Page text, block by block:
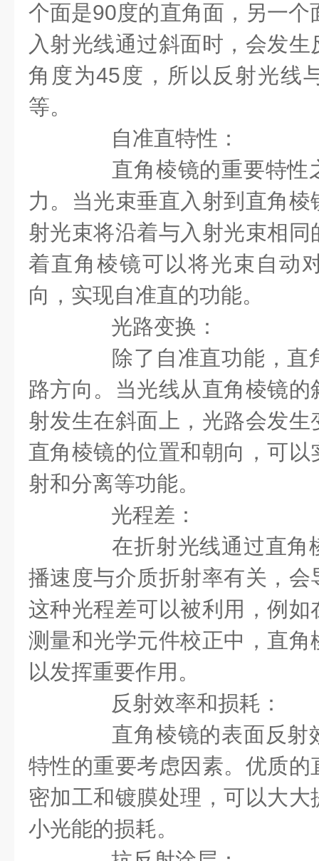
个面是90度的直角面，另一个
入射光线通过斜面时，会发
角度为45度，所以反射光线
等。
自准直特性：
直角棱镜的重要特性
力。当光束垂直入射到直角
射光束将沿着与入射光束相
着直角棱镜可以将光束自动
向，实现自准直的功能。
光路变换：
除了自准直功能，直
路方向。当光线从直角棱镜
射发生在斜面上，光路会发
直角棱镜的位置和朝向，可
射和分离等功能。
光程差：
在折射光线通过直角
播速度与介质折射率有关，
这种光程差可以被利用，例
测量和光学元件校正中，直
以发挥重要作用。
反射效率和损耗：
直角棱镜的表面反射
特性的重要考虑因素。优质
密加工和镀膜处理，可以大
小光能的损耗。